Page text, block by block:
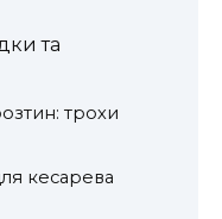
та
трохи
кесарева